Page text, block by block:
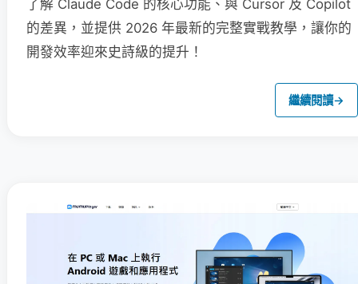
了解 Claude Code 的核心功能、與 Cursor 及 Copilot
的差異，並提供 2026 年最新的完整實戰教學，讓你的
開發效率迎來史詩級的提升！
繼續閱讀→